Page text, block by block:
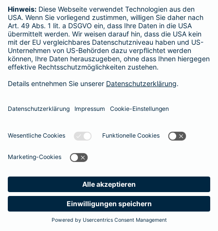
Suche Produkte
Barmenia
Notfalls nimmt der Tierarzt den 4-fachen GOT-Satz und Balus
Besitzer muss eine vierstellige Rechnung begleichen. Der
Basis-Schutz der Barmenia erstattet dieNotfallversorgung
im tierärztlichen Notdienstkomplett - ohne eine Begrenzung
der Jahreshöchstleistung für Operationen.